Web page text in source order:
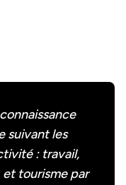
suivant les
: travail,
tourisme par